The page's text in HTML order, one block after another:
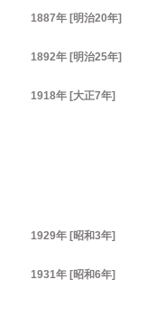
1887年 [明治20年]
1892年 [明治25年]
1918年 [大正7年]
1929年 [昭和3年]
1931年 [昭和6年]